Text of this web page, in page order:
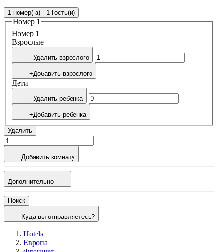
1 номер(-а) - 1 Гость(и)
Номер 1
Номер 1
Bзрослые
- Удалить взрослого
+Добавить взрослого
Дети
- Удалить ребенка
+Добавить ребенка
Удалить
Добавить комнату
Дополнительно
Поиск
Куда вы отправляетесь?
Hotels
Европа